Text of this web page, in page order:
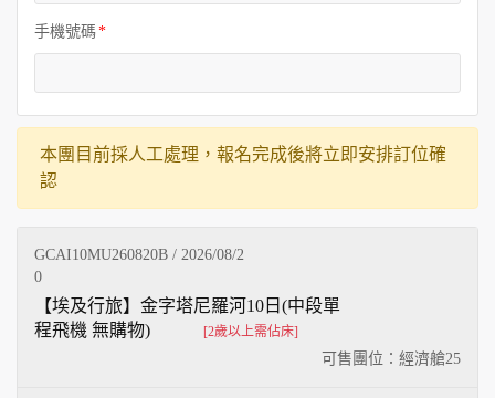
手機號碼
本團目前採人工處理，報名完成後將立即安排訂位確
認
GCAI10MU260820B / 2026/08/2
0
可售團位：經濟艙25
【埃及行旅】金字塔尼羅河10日(中段單
程飛機 無購物)
[2歲以上需佔床]